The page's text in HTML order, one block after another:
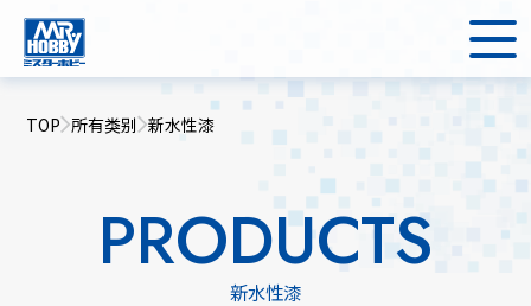
TOP 所有类别 新水性漆
PRODUCTS
新水性漆